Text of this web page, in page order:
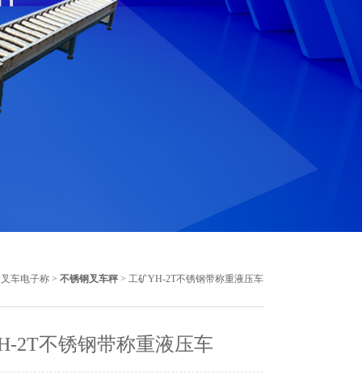
叉车电子称 > 不锈钢叉车秤> 工矿YH-2T不锈钢带称重液压车
2T不锈钢带称重液压车